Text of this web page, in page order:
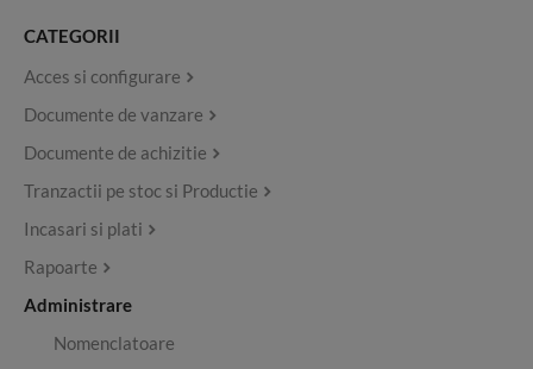
CATEGORII
Acces si configurare
Documente de vanzare
Documente de achizitie
Tranzactii pe stoc si Productie
Incasari si plati
Rapoarte
Administrare
Nomenclatoare